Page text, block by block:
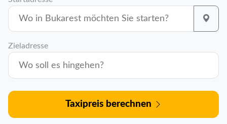
Zieladresse
Taxipreis berechnen